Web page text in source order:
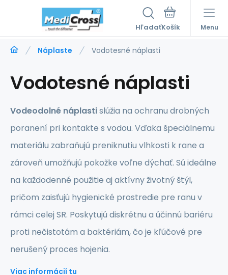
Hľadať Menu
Náplaste Vodotesné náplasti
Vodotesné náplasti
Vodeodolné náplastislúžia na ochranu drobných
poranení pri kontakte s vodou. Vďaka špeciálnemu
materiálu zabraňujú preniknutiu vlhkosti k rane a
zároveň umožňujú pokožke voľne dýchať. Sú ideálne
na každodenné použitie aj aktívny životný štýl,
pričom zaisťujú hygienické prostredie pre ranu v
rámci celej SR. Poskytujú diskrétnu a účinnú bariéru
proti nečistotám a baktériám, čo je kľúčové pre
nerušený proces hojenia.
Viac informácií tu